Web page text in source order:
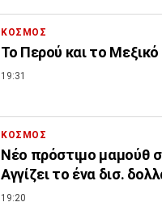
ΚΟΣΜΟΣ
Το Περού και το
19:31
ΚΟΣΜΟΣ
Nέο πρόστιμο μαμούθ
Αγγίζει το ένα δισ.
19:20